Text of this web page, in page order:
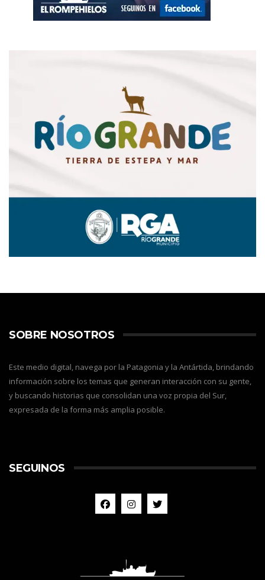
SOBRE NOSOTROS
Este medio digital, navega por la Patagonia y la Antártida, brindando
información sobre los temas que generan interacción con su gente,
y buscando historias que consolidan una voz propia del Sur,
expresada de la forma más amplia posible.
SEGUINOS